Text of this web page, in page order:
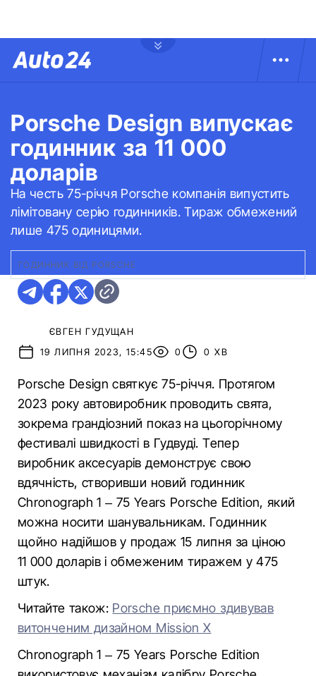
Porsche Design випускає
годинник за 11 000
доларів
На честь 75-річчя Porsche компанія випустить
лімітовану серію годинників. Тираж обмежений
лише 475 одиницями.
ГОДИННИК ВІД PORSCHE
ЄВГЕН ГУДУЩАН
19 ЛИПНЯ 2023, 15:45
0 0 ХВ
Porsche Design святкує 75-річчя. Протягом
2023 року автовиробник проводить свята,
зокрема грандіозний показ на цьогорічному
фестивалі швидкості в Гудвуді. Тепер
виробник аксесуарів демонструє свою
вдячність, створивши новий годинник
Chronograph 1 – 75 Years Porsche Edition, який
можна носити шанувальникам. Годинник
щойно надійшов у продаж 15 липня за ціною
11 000 доларів і обмеженим тиражем у 475
штук.
Читайте також: Porsche приємно здивував
витонченим дизайном Mission X
Chronograph 1 – 75 Years Porsche Edition